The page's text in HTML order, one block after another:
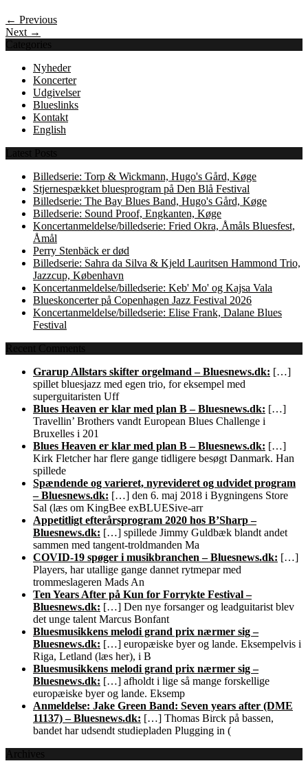
← Previous
Next →
Categories
Nyheder
Koncerter
Udgivelser
Blueslinks
Kontakt
English
Latest Posts
Billedserie: Torp & Wickmann, Hugo's Gård, Køge
Stjernespækket bluesprogram på Den Blå Festival
Billedserie: The Bay Blues Band, Hugo's Gård, Køge
Billedserie: Sound Proof, Engkanten, Køge
Koncertanmeldelse/billedserie: Fried Okra, Åmåls Bluesfest,
Åmål
Perry Stenbäck er død
Billedserie: Sahra da Silva & Kjeld Lauritsen Hammond Trio,
Jazzcup, København
Koncertanmeldelse/billedserie: Keb' Mo' og Kajsa Vala
Blueskoncerter på Copenhagen Jazz Festival 2026
Koncertanmeldelse/billedserie: Elise Frank, Dalane Blues
Festival
Recent Comments
Grarup Allstars skifter orgelmand – Bluesnews.dk: […]
spillet bluesjazz med egen trio, for eksempel med
superguitaristen Uff
Blues Heaven er klar med plan B – Bluesnews.dk: […]
Travellin’ Brothers vandt European Blues Challenge i
Bruxelles i 201
Blues Heaven er klar med plan B – Bluesnews.dk: […]
Kirk Fletcher har flere gange tidligere besøgt Danmark. Han
spillede
Spændende og varieret, nyrevideret og udvidet program
– Bluesnews.dk: […] den 6. maj 2018 i Bygningens Store
Sal (læs om KingBee exBLUESive-arr
Appetitligt efterårsprogram 2020 hos B’Sharp –
Bluesnews.dk: […] spillede Jimmy Guldbæk blandt andet
sammen med tangent-troldmanden Ma
COVID-19 spøger i musikbranchen – Bluesnews.dk: […]
Players, har utallige gange dannet rytmepar med
trommeslageren Mads An
Ten Years After på Kun for Forrykte Festival –
Bluesnews.dk: […] Den nye forsanger og leadguitarist blev
det unge talent Marcus Bonfant
Bluesmusikkens melodi grand prix nærmer sig –
Bluesnews.dk: […] europæiske byer og lande. Eksempelvis i
Riga, Letland (læs her), i B
Bluesmusikkens melodi grand prix nærmer sig –
Bluesnews.dk: […] afholdt i lige så mange forskellige
europæiske byer og lande. Eksemp
Anmeldelse: Jake Green Band: Seven years after (DME
11137) – Bluesnews.dk: […] Thomas Birck på bassen,
bandet har udsendt studiepladen Plugging in (
Archives